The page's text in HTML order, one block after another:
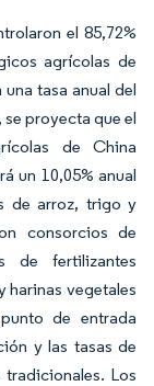
el 85,72%
agrícolas de
tasa anual del
proyecta que el
de China
un 10,05% anual
de arroz, trigo y
consorcios de
de fertilizantes
harinas vegetales
de entrada
y las tasas de
Los